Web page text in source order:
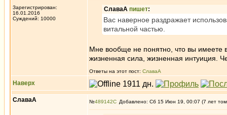
Зарегистрирован:
16.01.2016
Суждений: 10000
СлаваА пишет:
Вас наверное раздражает
витальной частью.
Мне вообще не понятно, что вы имеете
жизненная сила, жизненная интуиция.
Ответы на этот пост: СлаваА
Наверх
СлаваА №489142 Добавлено: Сб 15 Июн 19, 00:07 (7 лет